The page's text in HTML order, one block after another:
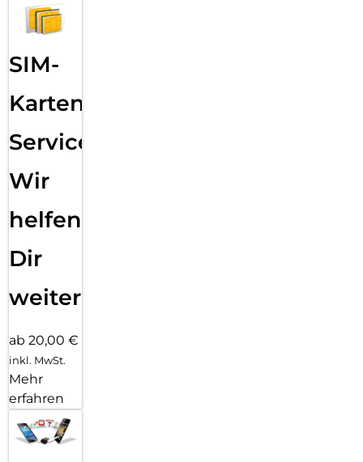
SIM-
Karten
Service:
Wir
helfen
Dir
weiter
ab 20,00 €
inkl. MwSt.
Mehr
erfahren